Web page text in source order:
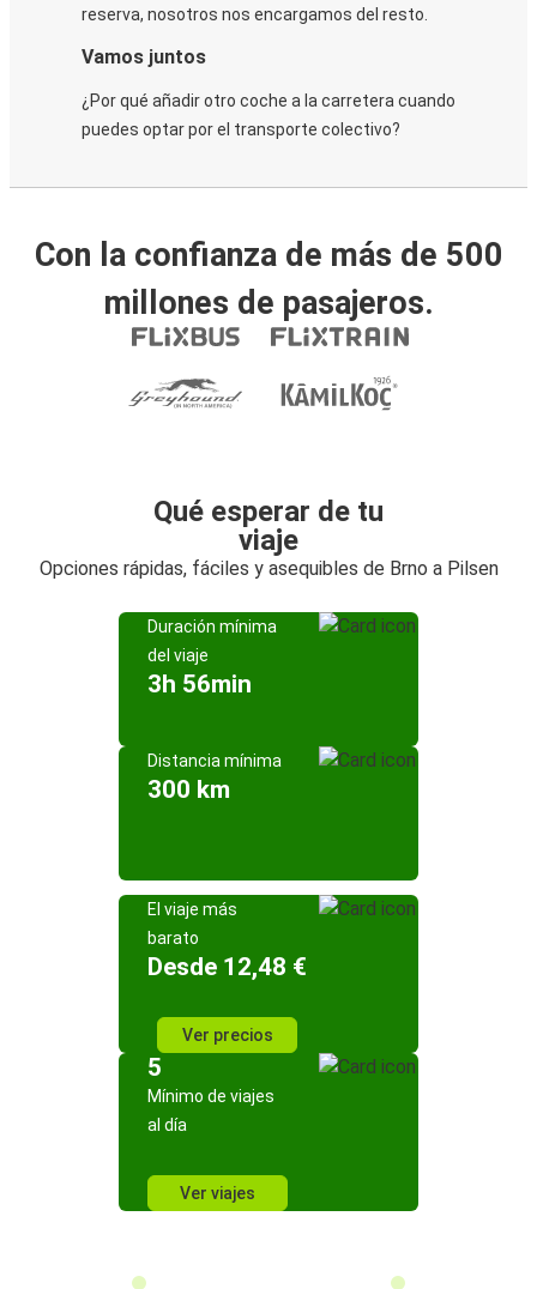
reserva, nosotros nos encargamos del resto.
Vamos juntos
¿Por qué añadir otro coche a la carretera cuando
puedes optar por el transporte colectivo?
Con la confianza de más de 500
millones de pasajeros.
Qué esperar de tu
viaje
Opciones rápidas, fáciles y asequibles de Brno a Pilsen
Duración mínima
del viaje
3h 56min
Distancia mínima
300 km
El viaje más
barato
Desde 12,48 €
Ver precios
5
Mínimo de viajes
al día
Ver viajes